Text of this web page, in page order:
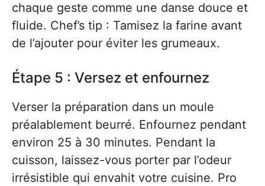
chaque geste comme une danse douce et
fluide. Chef’s tip : Tamisez la farine avant
de l’ajouter pour éviter les grumeaux.
Étape 5 : Versez et enfournez
Verser la préparation dans un moule
préalablement beurré. Enfournez pendant
environ 25 à 30 minutes. Pendant la
cuisson, laissez-vous porter par l’odeur
irrésistible qui envahit votre cuisine. Pro